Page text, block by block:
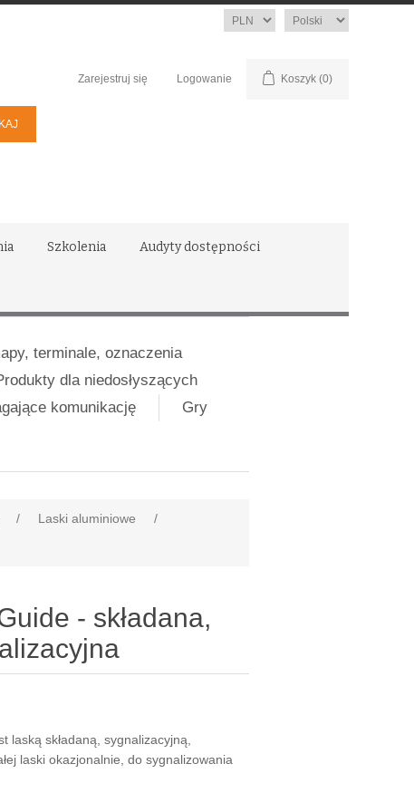
Język
Waluta
Zarejestruj się Logowanie Koszyk (0)
Szkolenia Audyty dostępności
terminale, oznaczenia
dla niedosłyszących
komunikację
Gry
/ Laski aluminiowe
/
- składana,
laską składaną, sygnalizacyjną,
laski okazjonalnie, do sygnalizowania